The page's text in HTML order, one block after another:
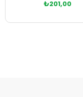
₺201,00